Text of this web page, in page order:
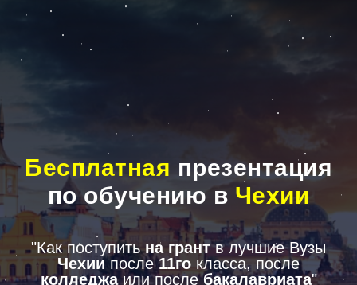
Бесплатная презентация
по обучению в Чехии
"Как поступитьна грантв лучшие Вузы
Чехиипосле11го класса, после
колледжаили послебакалавриата"